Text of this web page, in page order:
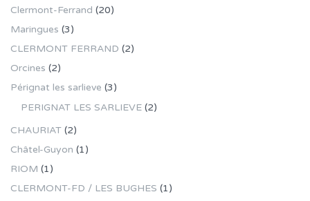
Clermont-Ferrand (20)
Maringues (3)
CLERMONT FERRAND (2)
Orcines (2)
Pérignat les sarlieve (3)
PERIGNAT LES SARLIEVE (2)
CHAURIAT (2)
Châtel-Guyon (1)
RIOM (1)
CLERMONT-FD / LES BUGHES (1)